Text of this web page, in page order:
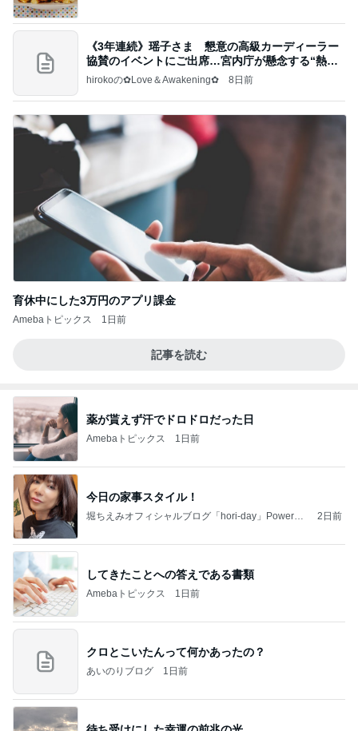
《3年連続》瑶子さま 懇意の高級カーディーラー
協賛のイベントにご出席…宮内庁が懸念する“熱心
すぎ
hirokoの✿Love＆Awakening✿ 8日前
育休中にした3万円のアプリ課金
Amebaトピックス 1日前
記事を読む
薬が貰えず汗でドロドロだった日
Amebaトピックス 1日前
今日の家事スタイル！
堀ちえみオフィシャルブログ「hori-day」Powered
2日前
してきたことへの答えである書類
Amebaトピックス 1日前
クロとこいたんって何かあったの？
あいのりブログ 1日前